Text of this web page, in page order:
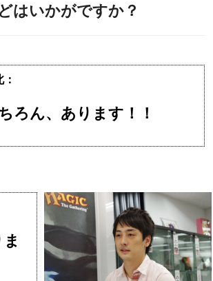
はいかがですか？
ろん、あります！！